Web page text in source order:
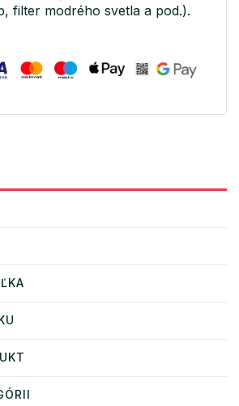
filter modrého svetla a pod.).